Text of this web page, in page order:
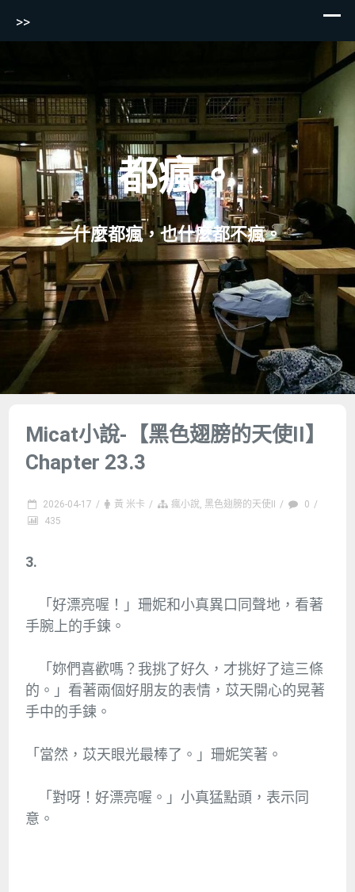
to
content
>>
都瘋。
什麼都瘋，也什麼都不瘋。
Micat小說-【黑色翅膀的天使II】
Chapter 23.3
2026-04-17 / 黃 米卡 / 瘋小說, 黑色翅膀的天使II / 0 /
435
3.
「好漂亮喔！」珊妮和小真異口同聲地，看著
手腕上的手鍊。
「妳們喜歡嗎？我挑了好久，才挑好了這三條
的。」看著兩個好朋友的表情，苡天開心的晃著
手中的手鍊。
「當然，苡天眼光最棒了。」珊妮笑著。
「對呀！好漂亮喔。」小真猛點頭，表示同
意。